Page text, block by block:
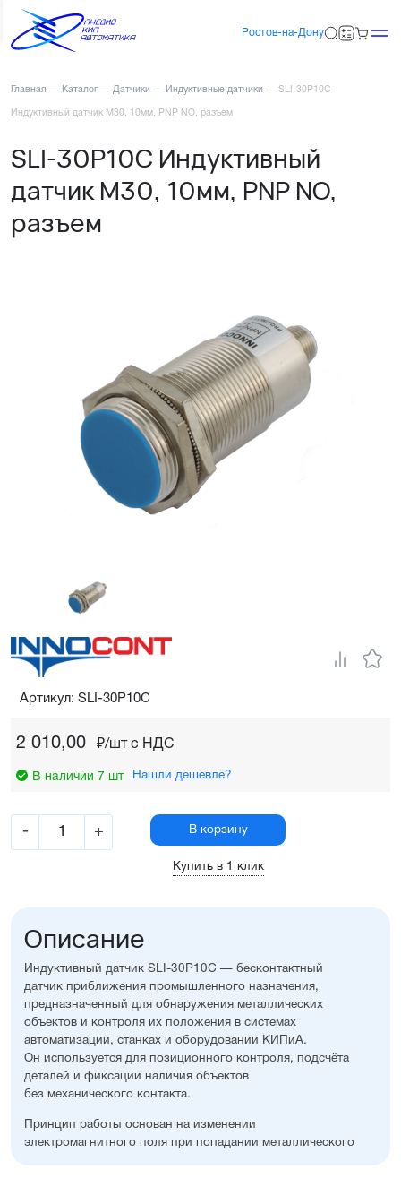
Ростов-на-Дону
Главная — Каталог — Датчики — Индуктивные датчики — SLI-30P10C
Индуктивный датчик М30, 10мм, PNP NO, разъем
SLI-30P10C Индуктивный
датчик М30, 10мм, PNP NO,
разъем
2 010,00 ₽/шт c НДС
В наличии 7 шт Нашли дешевле?
- + В корзину
Купить в 1 клик
Артикул: SLI-30P10C
Описание
Индуктивный датчик SLI-30P10C — бесконтактный
датчик приближения промышленного назначения,
предназначенный для обнаружения металлических
объектов и контроля их положения в системах
автоматизации, станках и оборудовании КИПиА.
Он используется для позиционного контроля, подсчёта
деталей и фиксации наличия объектов
без механического контакта.
Принцип работы основан на изменении
электромагнитного поля при попадании металлического